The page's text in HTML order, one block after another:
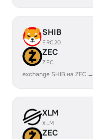
SHIB
ERC20
ZEC
ZEC
exchange SHIB на ZEC →
XLM
XLM
ZEC